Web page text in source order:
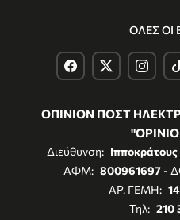
ΟΛΕΣ ΟΙ
ΟΠΙΝΙΟΝ ΠΟΣΤ
Διεύθυνση:
ΑΦΜ: 800961697-
ΑΡ. ΓΕΜΗ:
Τηλ: 210